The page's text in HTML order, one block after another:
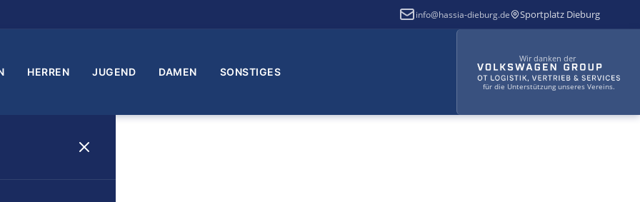
info@hassia-dieburg.de Sportplatz Dieburg
HERREN JUGEND DAMEN SONSTIGES
Wir danken der
für die Unterstützung unseres Vereins.